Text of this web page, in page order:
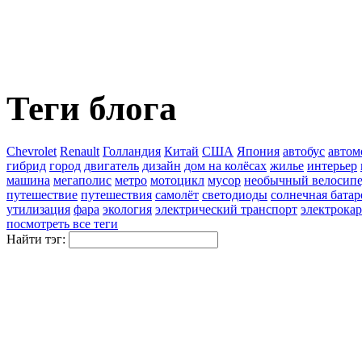
Теги блога
Chevrolet Renault Голландия Китай США Япония автобус
гибрид город двигатель дизайн дом на колёсах жилье интерьер
машина мегаполис метро мотоцикл мусор необычный
путешествие путешествия самолёт светодиоды солнечная
утилизация фара экология электрический транспорт электрокар
посмотреть все теги
Найти тэг: